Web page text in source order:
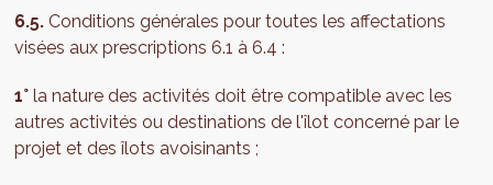
6.5.Conditions générales pour toutes les affectations
visées aux prescriptions 6.1 à 6.4 :
1° la nature des activités doit être compatible avec les
autres activités ou destinations de l'îlot concerné par le
projet et des îlots avoisinants ;